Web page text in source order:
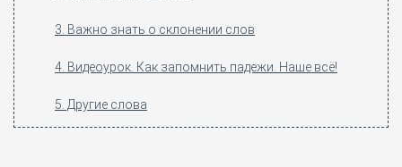
3. Важно знать о склонении слов
4. Видеоурок. Как запомнить падежи. Наше всё!
5. Другие слова